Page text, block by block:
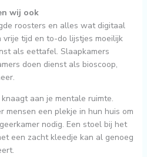
wij ook
roosters en alles wat digitaal
vrije tijd en to-do lijstjes moeilijk
als eettafel. Slaapkamers
doen dienst als bioscoop,
aan je mentale ruimte.
mensen een plekje in hun huis om
nodig. Een stoel bij het
een zacht kleedje kan al genoeg